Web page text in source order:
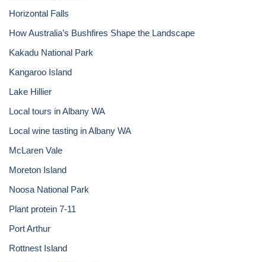
Horizontal Falls
How Australia’s Bushfires Shape the Landscape
Kakadu National Park
Kangaroo Island
Lake Hillier
Local tours in Albany WA
Local wine tasting in Albany WA
McLaren Vale
Moreton Island
Noosa National Park
Plant protein 7-11
Port Arthur
Rottnest Island